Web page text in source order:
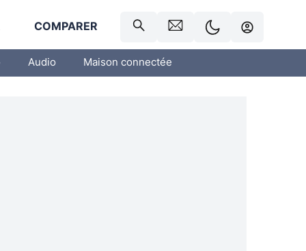
COMPARER
Audio Maison connectée